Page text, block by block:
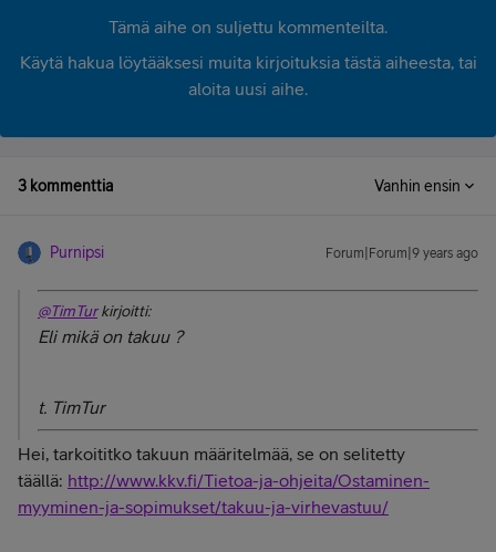
Tämä aihe on suljettu kommenteilta.
Käytä hakua löytääksesi muita kirjoituksia tästä aiheesta, tai
aloita uusi aihe.
3 kommenttia Vanhin ensin
Purnipsi Forum|Forum|9 years ago
@TimTurkirjoitti:
Eli mikä on takuu ?
t. TimTur
Hei, tarkoititko takuun määritelmää, se on selitetty
täällä: http://www.kkv.fi/Tietoa-ja-ohjeita/Ostaminen-
myyminen-ja-sopimukset/takuu-ja-virhevastuu/